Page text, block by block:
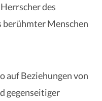
des
berühmter Menschen
auf Beziehungen von
gegenseitiger